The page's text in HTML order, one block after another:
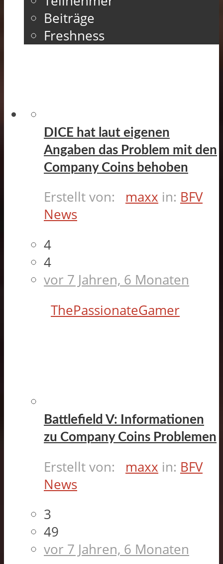
Beiträge
Freshness
DICE hat laut eigenen
Angaben das Problem mit den
Company Coins behoben
Erstellt von: maxx in: BFV
News
4
4
vor 7 Jahren, 6 Monaten
ThePassionateGamer
Battlefield V: Informationen
zu Company Coins Problemen
Erstellt von: maxx in: BFV
News
3
49
vor 7 Jahren, 6 Monaten